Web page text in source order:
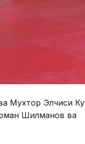
Мухтор Элчиси Ку
Шилманов ва